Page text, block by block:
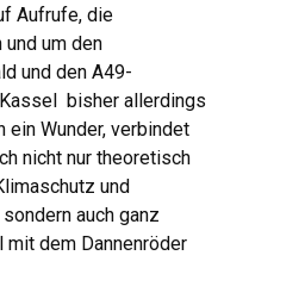
Aufrufe, die
und um den
und den A49-
bisher allerdings
ein Wunder, verbindet
nicht nur theoretisch
und
auch ganz
dem Dannenröder